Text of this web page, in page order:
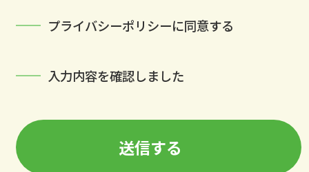
プライバシーポリシーに同意する
入力内容を確認しました